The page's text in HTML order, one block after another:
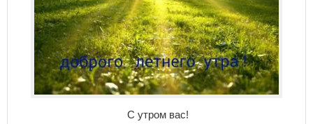
С утром вас!